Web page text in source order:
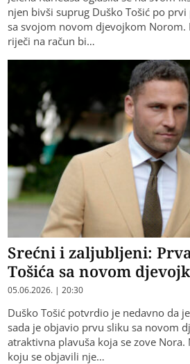
njen bivši suprug Duško Tošić po
sa svojom novom djevojkom Norom.
riječi na račun bi…
Srećni i zaljubljeni:
Tošića sa novom
05.06.2026. | 20:30
Duško Tošić potvrdio je nedavno da
sada je objavio prvu sliku sa novom
atraktivna plavuša koja se zove Nora.
koju se objavili nje…